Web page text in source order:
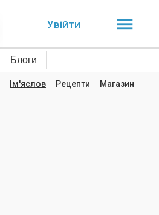
Увійти
Блоги
Ім'яслов Рецепти Магазин